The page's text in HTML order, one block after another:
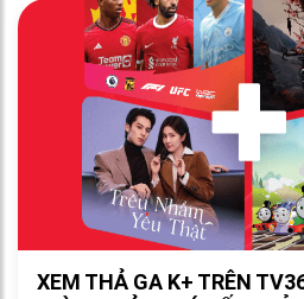
XEM THẢ GA K+ TRÊN